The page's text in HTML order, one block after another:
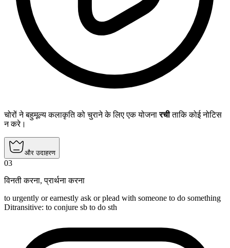
चोरों ने बहुमूल्य कलाकृति को चुराने के लिए एक योजनारचीताकि कोई नोटिस
न करे।
और उदाहरण
03
विनती करना,प्रार्थना करना
to urgently or earnestly ask or plead with someone to do something
Ditransitive: to conjure sb to do sth